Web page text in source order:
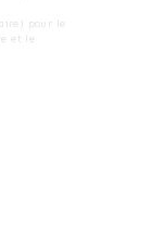
pour le
et le